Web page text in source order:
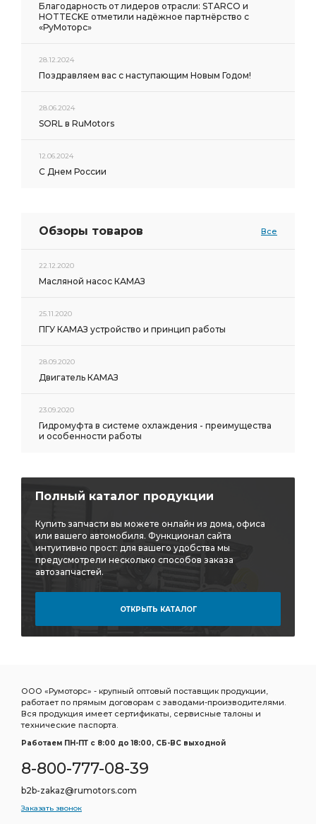
Благодарность от лидеров отрасли: STARCO и
HOTTECKE отметили надёжное партнёрство с
«РуМоторс»
28.12.2024
Поздравляем вас с наступающим Новым Годом!
28.06.2024
SORL в RuMotors
12.06.2024
С Днем России
Обзоры товаров Все
22.12.2020
Масляной насос КАМАЗ
25.11.2020
ПГУ КАМАЗ устройство и принцип работы
28.09.2020
Двигатель КАМАЗ
23.09.2020
Гидромуфта в системе охлаждения - преимущества
и особенности работы
Полный каталог продукции
Купить запчасти вы можете онлайн из дома, офиса
или вашего автомобиля. Функционал сайта
интуитивно прост: для вашего удобства мы
предусмотрели несколько способов заказа
автозапчастей.
ОТКРЫТЬ КАТАЛОГ
ООО «Румоторс» - крупный оптовый поставщик продукции,
работает по прямым договорам с заводами-производителями.
Вся продукция имеет сертификаты, сервисные талоны и
технические паспорта.
Работаем ПН-ПТ c 8:00 до 18:00, СБ-ВС выходной
8-800-777-08-39
b2b-zakaz@rumotors.com
Заказать звонок